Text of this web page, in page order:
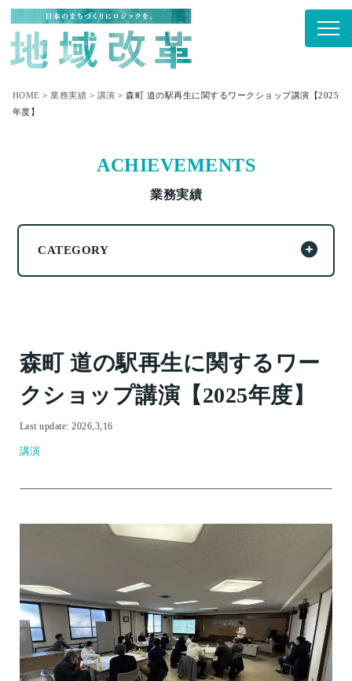
HOME >業務実績 > 講演 >森町 道の駅再生に関するワークショップ講演【2025
年度】
ACHIEVEMENTS
業務実績
CATEGORY
ソリューション開発
企画
講演
森町 道の駅再生に関するワー
クショップ講演【2025年度】
Last update: 2026,3,16
講演